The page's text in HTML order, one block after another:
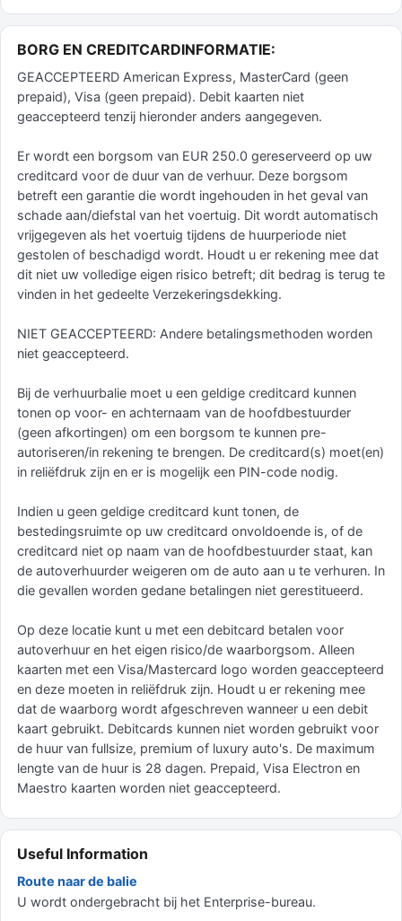
BORG EN CREDITCARDINFORMATIE:
GEACCEPTEERD American Express, MasterCard (geen
prepaid), Visa (geen prepaid). Debit kaarten niet
geaccepteerd tenzij hieronder anders aangegeven.
Er wordt een borgsom van EUR 250.0 gereserveerd op uw
creditcard voor de duur van de verhuur. Deze borgsom
betreft een garantie die wordt ingehouden in het geval van
schade aan/diefstal van het voertuig. Dit wordt automatisch
vrijgegeven als het voertuig tijdens de huurperiode niet
gestolen of beschadigd wordt. Houdt u er rekening mee dat
dit niet uw volledige eigen risico betreft; dit bedrag is terug te
vinden in het gedeelte Verzekeringsdekking.
NIET GEACCEPTEERD: Andere betalingsmethoden worden
niet geaccepteerd.
Bij de verhuurbalie moet u een geldige creditcard kunnen
tonen op voor- en achternaam van de hoofdbestuurder
(geen afkortingen) om een borgsom te kunnen pre-
autoriseren/in rekening te brengen. De creditcard(s) moet(en)
in reliëfdruk zijn en er is mogelijk een PIN-code nodig.
Indien u geen geldige creditcard kunt tonen, de
bestedingsruimte op uw creditcard onvoldoende is, of de
creditcard niet op naam van de hoofdbestuurder staat, kan
de autoverhuurder weigeren om de auto aan u te verhuren. In
die gevallen worden gedane betalingen niet gerestitueerd.
Op deze locatie kunt u met een debitcard betalen voor
autoverhuur en het eigen risico/de waarborgsom. Alleen
kaarten met een Visa/Mastercard logo worden geaccepteerd
en deze moeten in reliëfdruk zijn. Houdt u er rekening mee
dat de waarborg wordt afgeschreven wanneer u een debit
kaart gebruikt. Debitcards kunnen niet worden gebruikt voor
de huur van fullsize, premium of luxury auto's. De maximum
lengte van de huur is 28 dagen. Prepaid, Visa Electron en
Maestro kaarten worden niet geaccepteerd.
Useful Information
Route naar de balie
U wordt ondergebracht bij het Enterprise-bureau.